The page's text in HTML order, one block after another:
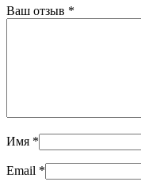
Ваш отзыв *
Имя *
Email *